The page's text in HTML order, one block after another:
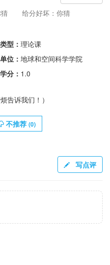
给分好坏：你猜
型： 理论课
位： 地球和空间科学学院
学分： 1.0
告诉我们！）
不推荐 (0)
写点评